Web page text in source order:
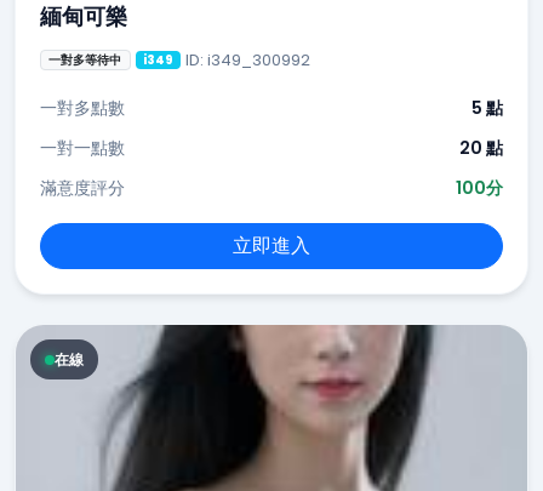
緬甸可樂
一對多等待中 i349 ID: i349_300992
一對多點數
5 點
一對一點數
20 點
滿意度評分
100分
立即進入
在線